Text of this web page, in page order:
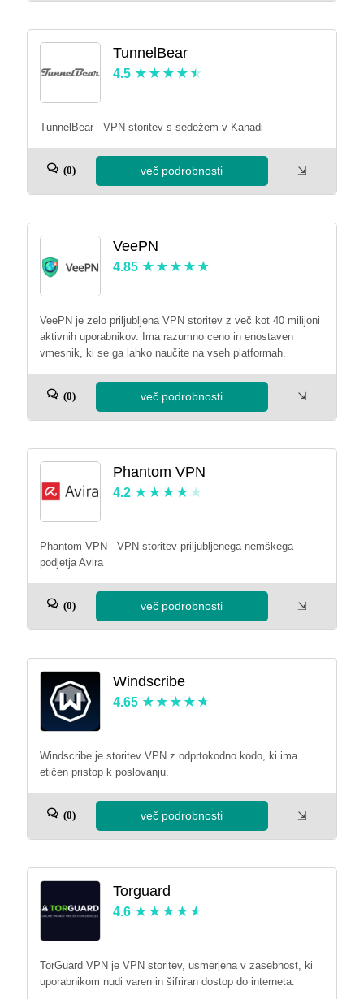
TunnelBear
4.5
TunnelBear - VPN storitev s sedežem v Kanadi
(0) več podrobnosti ⇲
VeePN
4.85
VeePN je zelo priljubljena VPN storitev z več kot 40 milijoni
aktivnih uporabnikov. Ima razumno ceno in enostaven
vmesnik, ki se ga lahko naučite na vseh platformah.
(0) več podrobnosti ⇲
Phantom VPN
4.2
Phantom VPN - VPN storitev priljubljenega nemškega
podjetja Avira
(0) več podrobnosti ⇲
Windscribe
4.65
Windscribe je storitev VPN z odprtokodno kodo, ki ima
etičen pristop k poslovanju.
(0) več podrobnosti ⇲
Torguard
4.6
TorGuard VPN je VPN storitev, usmerjena v zasebnost, ki
uporabnikom nudi varen in šifriran dostop do interneta.